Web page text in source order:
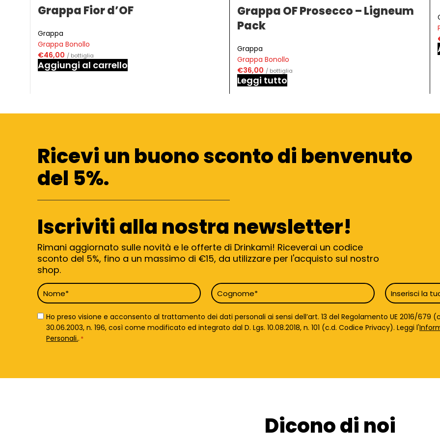
Grappa Fior d’OF
Grappa
Grappa Bonollo
€46,00 / bottiglia
Aggiungi al carrello
Grappa OF Prosecco – Ligneum
Pack
Grappa
Grappa Bonollo
€36,00 / bottiglia
Leggi tutto
Ricevi un buono sconto di benvenuto
del 5%.
Iscriviti alla nostra newsletter!
Rimani aggiornato sulle novità e le offerte di Drinkami! Riceverai un codice
sconto del 5%, fino a un massimo di €15, da utilizzare per l'acquisto sul nostro
shop.
Nome
*
Cognome
*
Email
*
Privacy
Policy
Ho preso visione e acconsento al trattamento dei dati personali ai sensi dell’art. 13 del Regolamento UE 2016/679
30.06.2003, n. 196, così come modificato ed integrato dal D. Lgs. 10.08.2018, n. 101 (c.d. Codice Privacy). Leggi l'
Personali.. *
Dicono di noi